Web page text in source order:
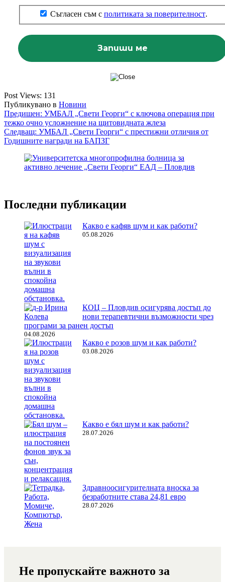
Съгласен съм с политиката за поверителност.
Post Views: 131
Публикувано в Новини
Навигация
Предишен: УМБАЛ „Свети Георги“ с ключова операция при
тежко очно усложнение на щитовидната жлеза
Следващ: УМБАЛ „Свети Георги“ с престижни отличия от
Годишните награди на БАПЗГ
Последни публикации
Какво е кафяв шум и как работи?
05.08.2026
КОЦ – Пловдив осигурява достъп до
нови терапевтични възможности чрез
програми за ранен достъп
04.08.2026
Какво е розов шум и как работи?
03.08.2026
Какво е бял шум и как работи?
28.07.2026
Здравноосигурителната вноска за
безработните става 24,81 евро
28.07.2026
Не пропускайте важното за